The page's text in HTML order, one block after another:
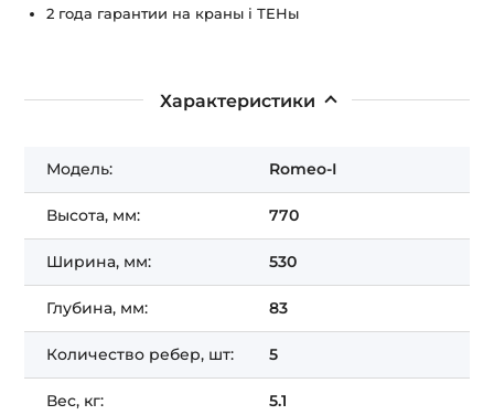
2 года гарантии на краны і ТЕНы
Характеристики
Модель: Romeo-І
Высота, мм: 770
Ширина, мм: 530
Глубина, мм: 83
Количество ребер, шт: 5
Вес, кг: 5.1